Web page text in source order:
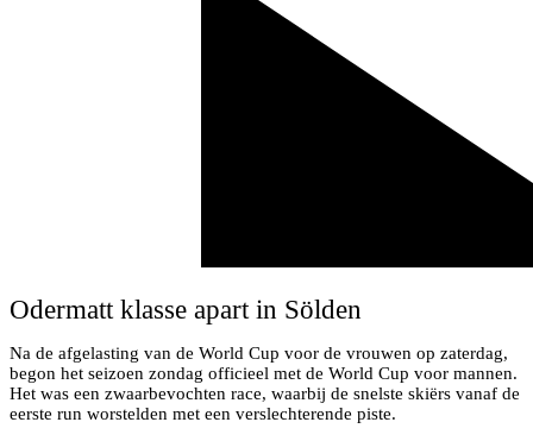
Odermatt klasse apart in Sölden
Na de afgelasting van de World Cup voor de vrouwen op zaterdag,
begon het seizoen zondag officieel met de World Cup voor mannen.
Het was een zwaarbevochten race, waarbij de snelste skiërs vanaf de
eerste run worstelden met een verslechterende piste.